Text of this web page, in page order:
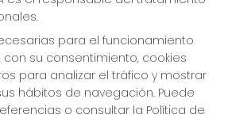
para el funcionamiento
con su consentimiento, cookies
para analizar el tráfico y mostrar
hábitos de navegación. Puede
o consultar la Política de